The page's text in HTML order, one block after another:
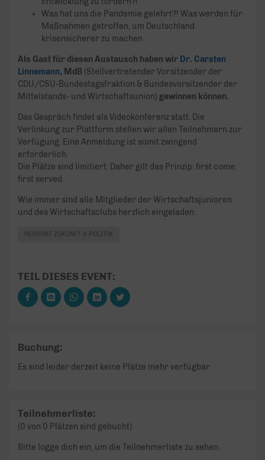
Was hat uns die Pandemie gelehrt?! Was werden für
Maßnahmen getroffen, um Deutschland
krisensicherer zu machen
Als Gast für diesen Austausch haben wir Dr. Carsten
Linnemann, MdB (Stellvertretender Vorsitzender der
CDU/CSU-Bundestagsfraktion & Bundesvorsitzender der
Mittelstands- und Wirtschaftsunion) gewinnen können.
Das Gespräch findet als Videokonferenz statt. Die
Verlinkung zur Plattform stellen wir allen Teilnehmern zur
Verfügung. Eine Anmeldung ist somit zwingend
erforderlich.
Die Plätze sind limitiert. Daher gilt das Prinzip: first come,
first served.
Wie immer sind alle Mitglieder der Wirtschaftsjunioren
und des Wirtschaftsclubs herzlich eingeladen.
RESSORT ZUKUNFT & POLITIK
TEIL DIESES EVENT:
Buchung:
Es sind leider derzeit keine Plätze mehr verfügbar.
Teilnehmerliste:
(0 von 0 Plätzen sind gebucht)
Bitte logge dich ein, um die Teilnehmerliste zu sehen.